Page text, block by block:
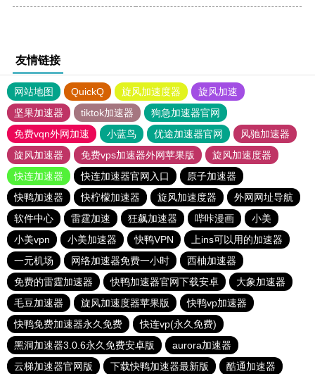
友情链接
网站地图 QuickQ 旋风加速度器
旋风加速
坚果加速器
tiktok加速器
狗急加速器官网
免费vqn外网加速
小蓝鸟 优途加速器官网
风驰加速器
旋风加速器
免费vps加速器外网苹果版
旋风加速度器
快连加速器
快连加速器官网入口
原子加速器
快鸭加速器
快柠檬加速器 旋风加速度器
外网网址导航
软件中心
雷霆加速 狂飙加速器 哔咔漫画
小美
小美vpn
小美加速器 快鸭VPN
上ins可以用的加速器
一元机场
网络加速器免费一小时
西柚加速器
免费的雷霆加速器
快鸭加速器官网下载安卓
大象加速器
毛豆加速器
旋风加速度器苹果版
快鸭vp加速器
快鸭免费加速器永久免费
快连vp(永久免费)
黑洞加速器3.0.6永久免费安卓版
aurora加速器
云梯加速器官网版
下载快鸭加速器最新版 酷通加速器